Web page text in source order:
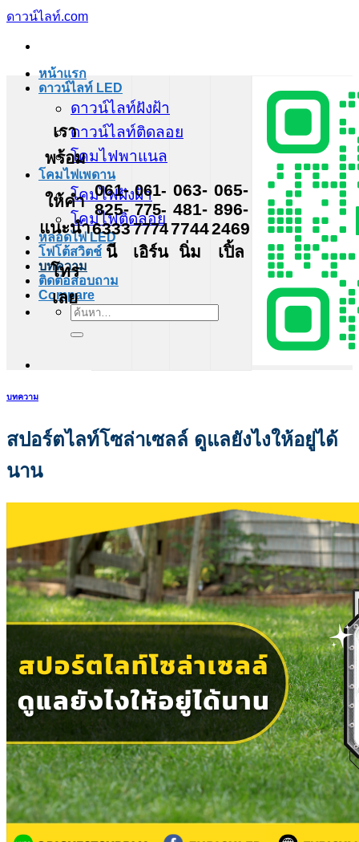
ข้าม
เนื้อหา
ดาวน์ไลท์.com
หน้าแรก
ดาวน์ไลท์ LED
ดาวน์ไลท์ฝังฝ้า
ดาวน์ไลท์ติดลอย
โคมไฟพาแนล
โคมไฟเพดาน
โคมไฟฝังฝ้า
โคมไฟติดลอย
หลอดไฟ LED
โฟโต้สวิตช์
บทความ
ติดต่อสอบถาม
Compare
ค้นหา:
เรา
พร้อม
ให้คำ
แนะนำ
โทร
เลย
061-
825-
6333
นี
061-
775-
7774
เอิร์น
063-
481-
7744
นิ่ม
065-
896-
2469
เปิ้ล
บทความ
สปอร์ตไลท์โซล่าเซลล์ ดูแลยังไงให้อยู่ได้
นาน